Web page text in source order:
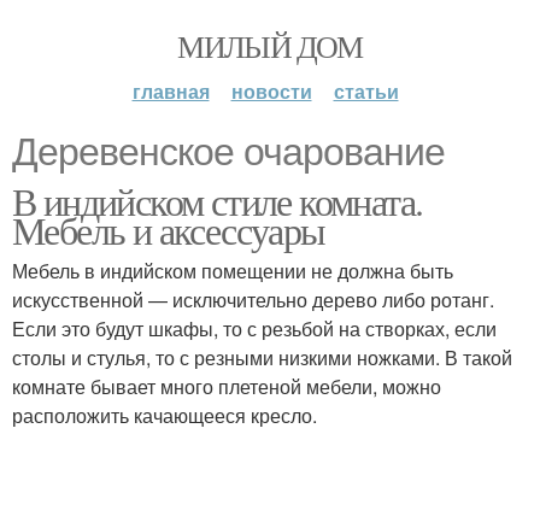
МИЛЫЙ ДОМ
главная новости статьи
Деревенское очарование
В индийском стиле комната.
Мебель и аксессуары
Мебель в индийском помещении не должна быть
искусственной — исключительно дерево либо ротанг.
Если это будут шкафы, то с резьбой на створках, если
столы и стулья, то с резными низкими ножками. В такой
комнате бывает много плетеной мебели, можно
расположить качающееся кресло.